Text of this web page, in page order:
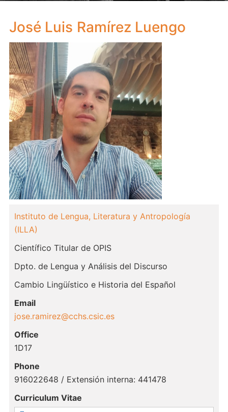
José Luis Ramírez Luengo
Instituto de Lengua, Literatura y Antropología
(ILLA)
Científico Titular de OPIS
Dpto. de Lengua y Análisis del Discurso
Cambio Lingüístico e Historia del Español
Email
jose.ramirez@cchs.csic.es
Office
1D17
Phone
916022648 / Extensión interna: 441478
Curriculum Vitae